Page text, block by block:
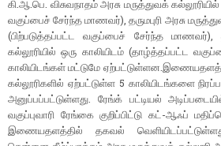
கி.ஆ.பெ. விசுவநாதம் அரசு மருத்துவக்
வகுப்பைச் சேர்ந்த மாணவர்), தருமபுரி அரசு
(பிற்படுத்தப்பட்ட வகுப்பைச் சேர்ந்த மாணவர்),
கல்லூரியில் ஒரு காலியிடம் (தாழ்த்தப்பட்ட
காலியிடங்கள் மட்டுமே ஏற்பட்டுள்ளன.
கல்லூரிகளில் ஏற்பட்டுள்ள 5 காலியிடங்களை
அனுப்பப்பட்டுள்ளது. ரேங்க் பட்டியல்
வகுப்புவாரி ரேங்கை குறிப்பிட்டு கட்-ஆஃப்
இணையதளத்தில் தகவல்